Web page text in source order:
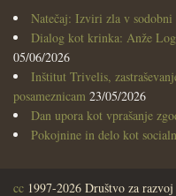
Natečaj: Izviri zla v sodobni
Dialog kot krinka: Anže
05/06/2026
Inštitut Trivelis,
posameznicam 23/05/2026
Dan upora kot vprašanje
Pokojnine in delo kot
cc 1997-2026 Društvo za